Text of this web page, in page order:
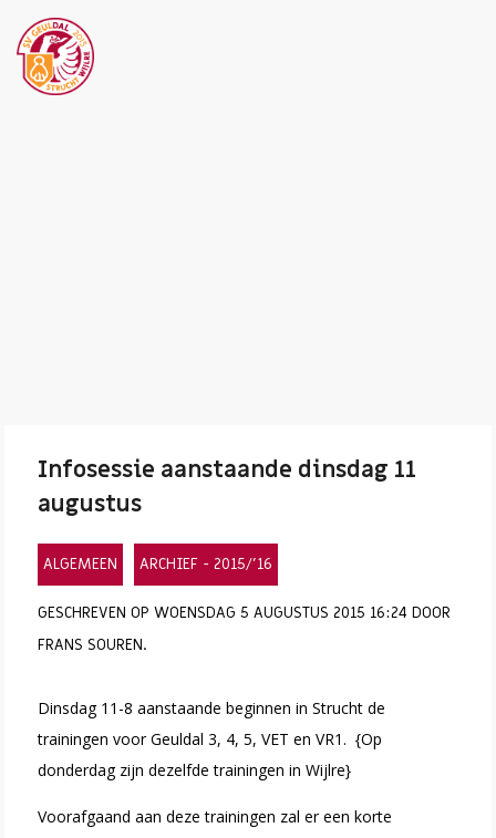
Infosessie aanstaande dinsdag 11
augustus
ALGEMEEN ARCHIEF - 2015/'16
GESCHREVEN OP WOENSDAG 5 AUGUSTUS 2015 16:24 DOOR
FRANS SOUREN.
Dinsdag 11-8 aanstaande beginnen in Strucht de
trainingen voor Geuldal 3, 4, 5, VET en VR1. {Op
donderdag zijn dezelfde trainingen in Wijlre}
Voorafgaand aan deze trainingen zal er een korte